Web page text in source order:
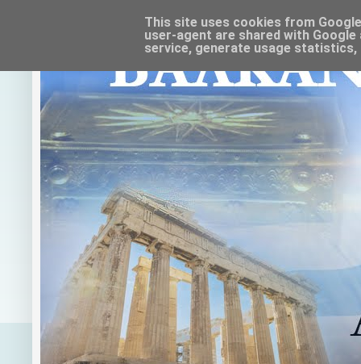
This site uses cookies from
user-agent are shared with
service, generate usage statistics,